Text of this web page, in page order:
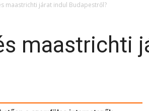
maastrichti járat indul Budapestről?
maastrichti